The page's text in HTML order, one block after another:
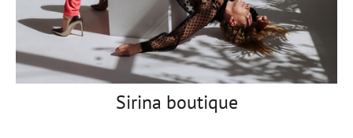
Sirina boutique